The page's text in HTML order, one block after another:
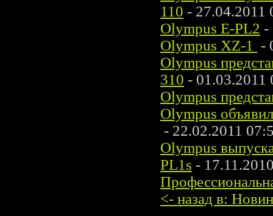
110 - 27.04.2011
Olympus E-PL2 -
Olympus XZ-1
-
Olympus
310 - 01.03.2011
Olympus
Olympus
- 22.02.2011
Olympus
PL1s -
<- назад в: